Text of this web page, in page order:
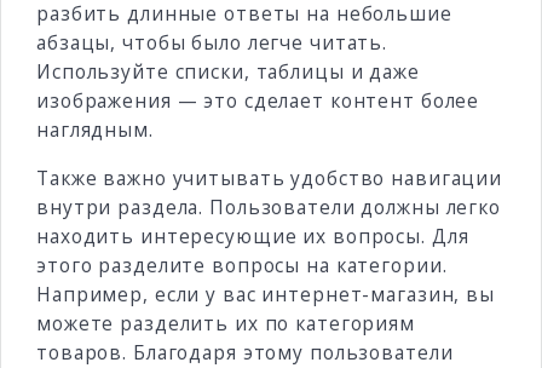
разбить длинные ответы на небольшие
абзацы, чтобы было легче читать.
Используйте списки, таблицы и даже
изображения — это сделает контент более
наглядным.
Также важно учитывать удобство навигации
внутри раздела. Пользователи должны легко
находить интересующие их вопросы. Для
этого разделите вопросы на категории.
Например, если у вас интернет-магазин, вы
можете разделить их по категориям
товаров. Благодаря этому пользователи